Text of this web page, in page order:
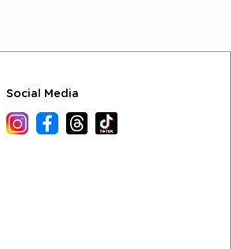
Social Media